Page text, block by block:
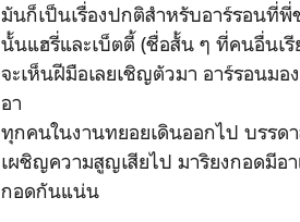
มันก็เป็นเรื่องปกติสำหรับอาร์รอนที่พี่
นั้นแฮรี่และเบ็ตตี้ (ชื่อสั้น ๆ ที่คนอื่นเ
จะเห็นฝีมือเลยเชิญตัวมา อาร์รอนม
อา
ทุกคนในงานทยอยเดินออกไป บรร
เผชิญความสูญเสียไป มาริยงกอดมีอ
กอดกันแน่น